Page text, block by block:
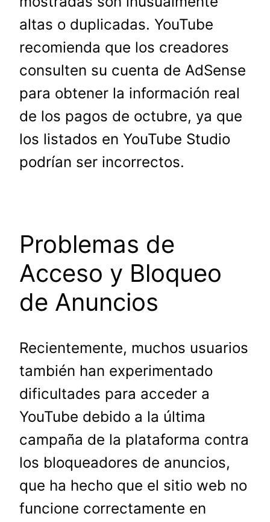
altas o duplicadas. YouTube
recomienda que los creadores
consulten su cuenta de AdSense
para obtener la información real
de los pagos de octubre, ya que
los listados en YouTube Studio
podrían ser incorrectos.
Problemas de
Acceso y Bloqueo
de Anuncios
Recientemente, muchos usuarios
también han experimentado
dificultades para acceder a
YouTube debido a la última
campaña de la plataforma contra
los bloqueadores de anuncios,
que ha hecho que el sitio web no
funcione correctamente en